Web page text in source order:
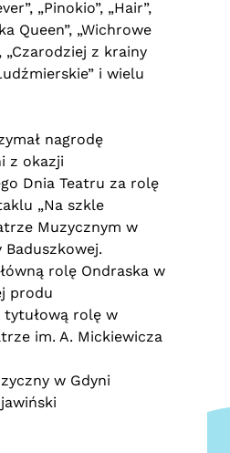
„Pinokio”, „Hair”,
Queen”, „Wichrowe
„Czarodziej z krainy
i wielu
nagrodę
z okazji
Dnia Teatru za rolę
„Na szkle
Muzycznym w
Baduszkowej.
rolę Ondraska w
produ
tytułową rolę w
im. A. Mickiewicza
w Gdyni